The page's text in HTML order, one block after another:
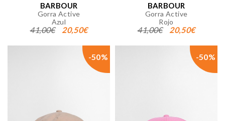
BARBOUR
Gorra Active
Azul
41,00€ 20,50€
BARBOUR
Gorra Active
Rojo
41,00€ 20,50€
-50% -50%